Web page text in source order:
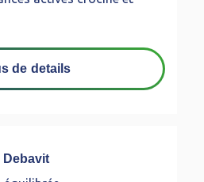
de details
Debavit